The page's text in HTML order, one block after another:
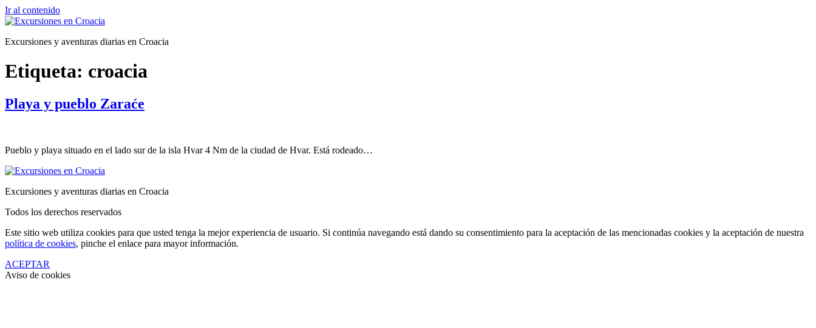
Ir al contenido
Excursiones y aventuras diarias en Croacia
Etiqueta: croacia
Playa y pueblo Zaraće
Pueblo y playa situado en el lado sur de la isla Hvar 4 Nm de la ciudad de Hvar. Está rodeado…
Excursiones y aventuras diarias en Croacia
Todos los derechos reservados
Este sitio web utiliza cookies para que usted tenga la mejor experiencia de usuario. Si continúa navegando está dando su consentimiento para la aceptación de las mencionadas cookies y la aceptación de nuestra
política de cookies, pinche el enlace para mayor información.
ACEPTAR
Aviso de cookies